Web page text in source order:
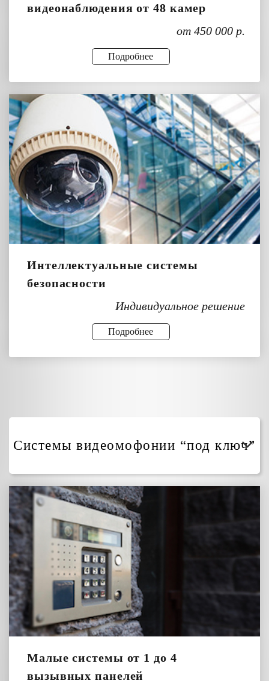
видеонаблюдения от 48 камер
от 450 000 р.
Подробнее
Интеллектуальные системы
безопасности
Индивидуальное решение
Подробнее
Системы видеомофонии “под ключ”
Малые системы от 1 до 4
вызывных панелей